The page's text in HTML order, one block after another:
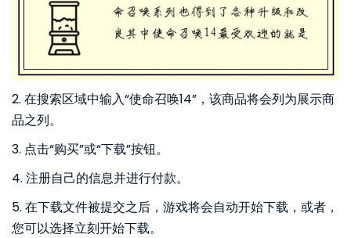
2. 在搜索区域中输入“使命召唤14”，该商品将会列为展示商
品之列。
3. 点击“购买”或“下载”按钮。
4. 注册自己的信息并进行付款。
5. 在下载文件被提交之后，游戏将会自动开始下载，或者，
您可以选择立刻开始下载。